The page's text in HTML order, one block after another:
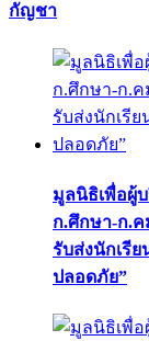
กัญชา
มูลนิธิเพื่อผู้
ก.ศึกษา-ก.
รับส่งนักเรีย
ปลอดภัย”